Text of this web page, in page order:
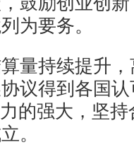
为要务。
持续提升，
议得到各国
的强大，坚
。